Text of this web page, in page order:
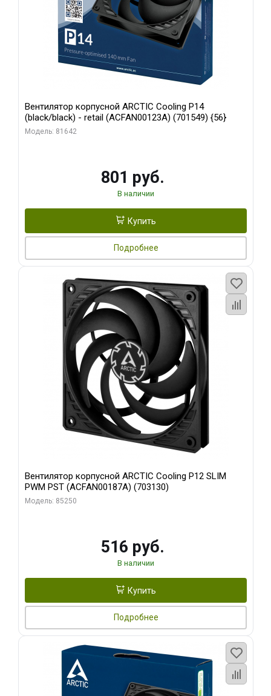
Вентилятор корпусной ARCTIC Cooling P14
(black/black) - retail (ACFAN00123A) (701549) {56}
Модель: 81642
801 руб.
В наличии
Купить
Подробнее
Вентилятор корпусной ARCTIC Cooling P12 SLIM
PWM PST (ACFAN00187A) (703130)
Модель: 85250
516 руб.
В наличии
Купить
Подробнее